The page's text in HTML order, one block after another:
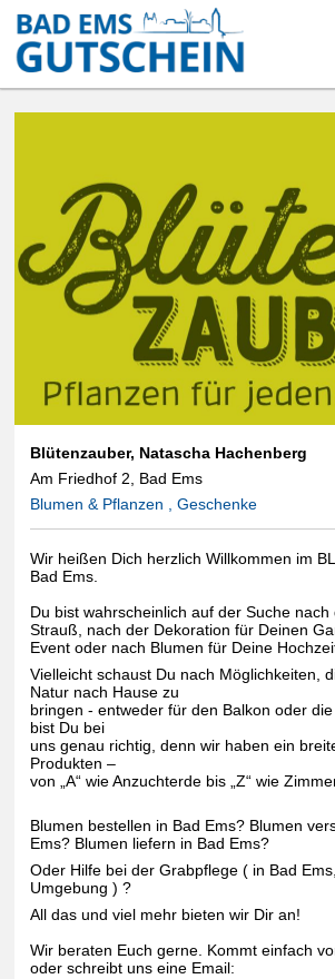
Blütenzauber, Natascha Hachenberg
Am Friedhof 2, Bad Ems
Blumen & Pflanzen , Geschenke
Wir heißen Dich herzlich Willkommen im
Bad Ems.
Du bist wahrscheinlich auf der Suche nach
Strauß, nach der Dekoration für Deinen
Event oder nach Blumen für Deine
Vielleicht schaust Du nach Möglichkeiten,
Natur nach Hause zu
bringen - entweder für den Balkon oder
bist Du bei
uns genau richtig, denn wir haben ein
Produkten –
von „A“ wie Anzuchterde bis „Z“ wie
Blumen bestellen in Bad Ems? Blumen
Ems? Blumen liefern in Bad Ems?
Oder Hilfe bei der Grabpflege ( in Bad
Umgebung ) ?
All das und viel mehr bieten wir Dir an!
Wir beraten Euch gerne. Kommt einfach
oder schreibt uns eine Email: